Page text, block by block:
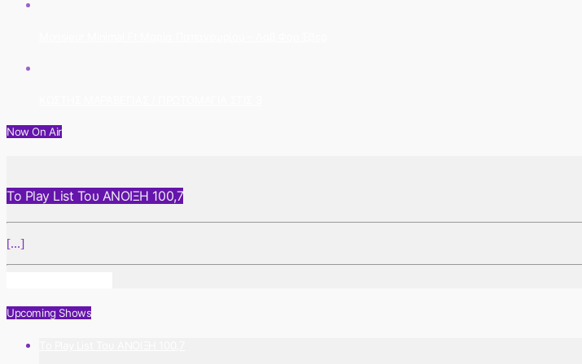
Now On Air
Το Play List Του ΑΝΟΙΞΗ 100,7
[...]
Upcoming Shows